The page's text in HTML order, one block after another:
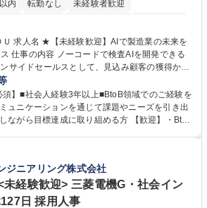
内 転勤なし
未経験者歓迎
み 服装自由
未来を
できる
サイドセールスとして、見込み顧客の獲得から
ていただきます。マーケティングとフィールド
コミュニケーシ
つながる商談機会の最大化を目指します。 【具
の電話・メールによるアプローチ/リードナー
★【未経験歓迎】AIで製
イドセールス
】■社会人経験3年以上■BtoB領域でのご経験を
ュニケーションを通じて課題やニーズを引き出
目標達成に取り組める方 【歓迎】・BtoB
ードナーチャリングに関する知見 ・データを
：大学院 大学 高専 短
資格：
ジニアリング株式会社
未経験歓迎> 三菱電機G・社会イン
日 採用人事